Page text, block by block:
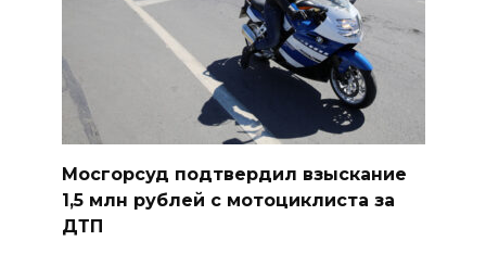
Мосгорсуд подтвердил взыскание
1,5 млн рублей с мотоциклиста за
ДТП